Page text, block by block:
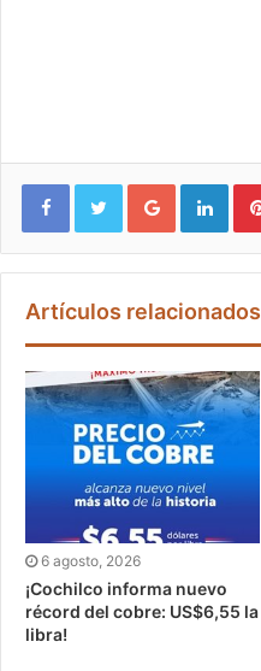
Google+ LinkedIn
Artículos relacionados
6 agosto, 2026
¡Cochilco informa nuevo
récord del cobre: US$6,55 la
libra!